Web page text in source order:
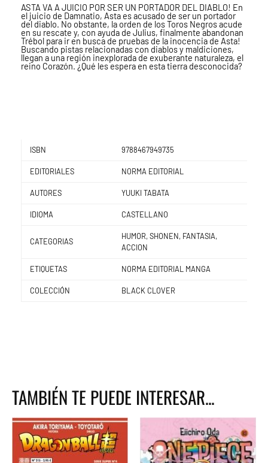
ASTA VA A JUICIO POR SER UN PORTADOR DEL DIABLO! En
el juicio de Damnatio, Asta es acusado de ser un portador
del diablo. No obstante, la orden de los Toros Negros acude
en su rescate y, con ayuda de Julius, finalmente abandonan
Trébol para ir en busca de pruebas de la inocencia de Asta!
Buscando pistas relacionadas con diablos y maldiciones,
llegan a una región inexplorada de exuberante naturaleza, el
reino Corazón. ¿Qué les espera en esta tierra desconocida?
ISBN 9788467949735
EDITORIALES NORMA EDITORIAL
AUTORES YUUKI TABATA
IDIOMA CASTELLANO
CATEGORIAS
HUMOR, SHONEN, FANTASIA,
ACCION
ETIQUETAS NORMA EDITORIAL MANGA
COLECCIÓN BLACK CLOVER
TAMBIÉN TE PUEDE INTERESAR...